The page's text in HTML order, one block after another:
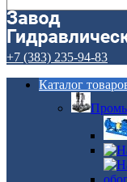
+7 (383) 235-94-83
Каталог